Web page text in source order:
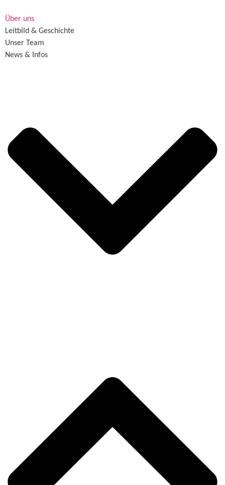
Über uns
Leitbild & Geschichte
Unser Team
News & Infos